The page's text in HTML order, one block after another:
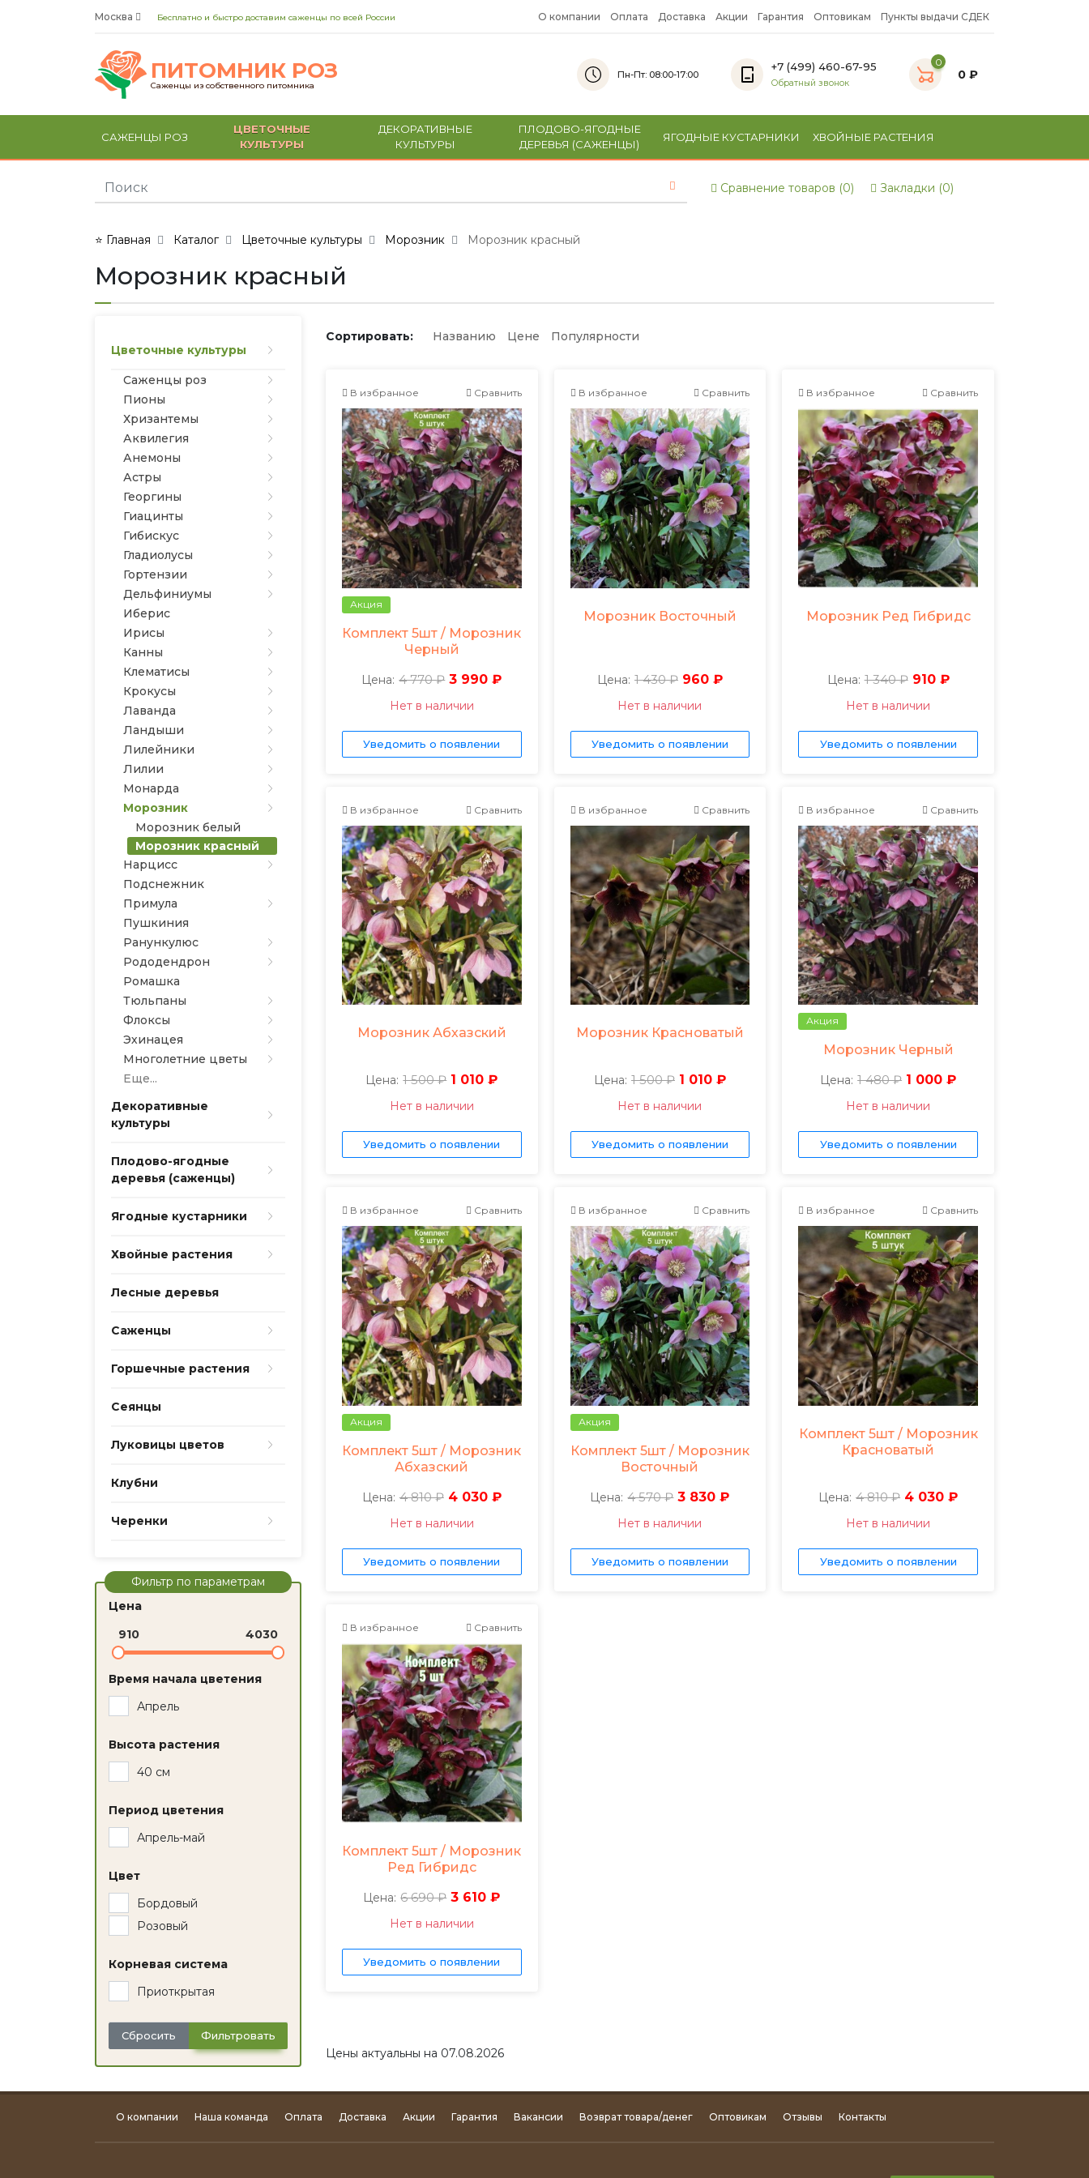
Москва Бесплатно и быстро доставим саженцы по всей России О компании Оплата Доставка Акции Гарантия Оптовикам Пункты выдачи СДЕК
ПИТОМНИК РОЗ
Саженцы из собственного питомника
Пн-Пт: 08:00-17:00
+7 (499) 460-67-95
Обратный звонок
0
0 ₽
САЖЕНЦЫ РОЗ
ЦВЕТОЧНЫЕ
КУЛЬТУРЫ
ДЕКОРАТИВНЫЕ
КУЛЬТУРЫ
ПЛОДОВО-ЯГОДНЫЕ
ДЕРЕВЬЯ (САЖЕНЦЫ)
ЯГОДНЫЕ КУСТАРНИКИ ХВОЙНЫЕ РАСТЕНИЯ
Сравнение товаров (0) Закладки (0)
⭐ Главная Каталог Цветочные культуры Морозник Морозник красный
Морозник красный
Цветочные культуры
Саженцы роз
Пионы
Хризантемы
Аквилегия
Анемоны
Астры
Георгины
Гиацинты
Гибискус
Гладиолусы
Гортензии
Дельфиниумы
Иберис
Ирисы
Канны
Клематисы
Крокусы
Лаванда
Ландыши
Лилейники
Лилии
Монарда
Морозник
Морозник белый
Морозник красный
Нарцисс
Подснежник
Примула
Пушкиния
Ранункулюс
Рододендрон
Ромашка
Тюльпаны
Флоксы
Эхинацея
Многолетние цветы
Еще...
Декоративные
культуры
Плодово-ягодные
деревья (саженцы)
Ягодные кустарники
Хвойные растения
Лесные деревья
Саженцы
Горшечные растения
Сеянцы
Луковицы цветов
Клубни
Черенки
Фильтр по параметрам
Цена
910
4030
Время начала цветения
Апрель
Высота растения
40 см
Период цветения
Апрель-май
Цвет
Бордовый
Розовый
Корневая система
Приоткрытая
Сбросить Фильтровать
Сортировать: Названию Цене Популярности
В избранное Сравнить
Акция
Комплект 5шт / Морозник
Черный
Цена: 4 770 ₽ 3 990 ₽
Нет в наличии
Уведомить о появлении
В избранное Сравнить
Морозник Восточный
Цена: 1 430 ₽ 960 ₽
Нет в наличии
Уведомить о появлении
В избранное Сравнить
Морозник Ред Гибридс
Цена: 1 340 ₽ 910 ₽
Нет в наличии
Уведомить о появлении
В избранное Сравнить
Морозник Абхазский
Цена: 1 500 ₽ 1 010 ₽
Нет в наличии
Уведомить о появлении
В избранное Сравнить
Морозник Красноватый
Цена: 1 500 ₽ 1 010 ₽
Нет в наличии
Уведомить о появлении
В избранное Сравнить
Акция
Морозник Черный
Цена: 1 480 ₽ 1 000 ₽
Нет в наличии
Уведомить о появлении
В избранное Сравнить
Акция
Комплект 5шт / Морозник
Абхазский
Цена: 4 810 ₽ 4 030 ₽
Нет в наличии
Уведомить о появлении
В избранное Сравнить
Акция
Комплект 5шт / Морозник
Восточный
Цена: 4 570 ₽ 3 830 ₽
Нет в наличии
Уведомить о появлении
В избранное Сравнить
Комплект 5шт / Морозник
Красноватый
Цена: 4 810 ₽ 4 030 ₽
Нет в наличии
Уведомить о появлении
В избранное Сравнить
Комплект 5шт / Морозник
Ред Гибридс
Цена: 6 690 ₽ 3 610 ₽
Нет в наличии
Уведомить о появлении
Цены актуальны на 07.08.2026
О компании Наша команда Оплата Доставка Акции Гарантия Вакансии Возврат товара/денег Оптовикам Отзывы Контакты